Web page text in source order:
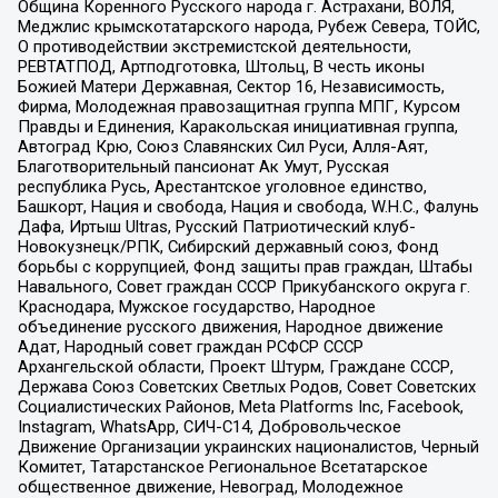
Община Коренного Русского народа г. Астрахани, ВОЛЯ,
Меджлис крымскотатарского народа, Рубеж Севера, ТОЙС,
О противодействии экстремистской деятельности,
РЕВТАТПОД, Артподготовка, Штольц, В честь иконы
Божией Матери Державная, Сектор 16, Независимость,
Фирма, Молодежная правозащитная группа МПГ, Курсом
Правды и Единения, Каракольская инициативная группа,
Автоград Крю, Союз Славянских Сил Руси, Алля-Аят,
Благотворительный пансионат Ак Умут, Русская
республика Русь, Арестантское уголовное единство,
Башкорт, Нация и свобода, Нация и свобода, W.H.С., Фалунь
Дафа, Иртыш Ultras, Русский Патриотический клуб-
Новокузнецк/РПК, Сибирский державный союз, Фонд
борьбы с коррупцией, Фонд защиты прав граждан, Штабы
Навального, Совет граждан СССР Прикубанского округа г.
Краснодара, Мужское государство, Народное
объединение русского движения, Народное движение
Адат, Народный совет граждан РСФСР СССР
Архангельской области, Проект Штурм, Граждане СССР,
Держава Союз Советских Светлых Родов, Совет Советских
Социалистических Районов, Meta Platforms Inc, Facebook,
Instagram, WhatsApp, СИЧ-С14, Добровольческое
Движение Организации украинских националистов, Черный
Комитет, Татарстанское Региональное Всетатарское
общественное движение, Невоград, Молодежное